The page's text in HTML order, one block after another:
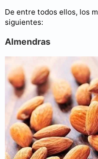
De entre todos ellos, los
siguientes:
Almendras